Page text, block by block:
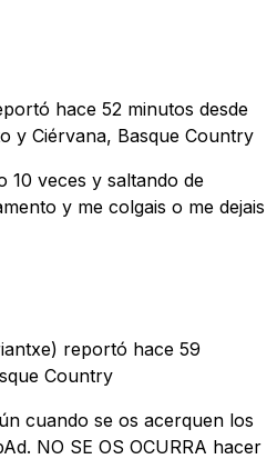
hace 52 minutos desde
y Ciérvana, Basque Country
10 veces y saltando de
y me colgais o me dejais
reportó hace 59
Country
cuando se os acerquen los
NO SE OS OCURRA hacer